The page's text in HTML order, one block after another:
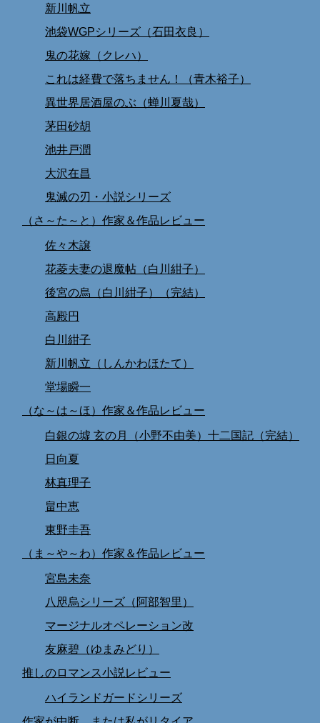
新川帆立
池袋WGPシリーズ（石田衣良）
鬼の花嫁（クレハ）
これは経費で落ちません！（青木裕子）
異世界居酒屋のぶ（蝉川夏哉）
茅田砂胡
池井戸潤
大沢在昌
鬼滅の刃・小説シリーズ
（さ～た～と）作家＆作品レビュー
佐々木譲
花菱夫妻の退魔帖（白川紺子）
後宮の烏（白川紺子）（完結）
高殿円
白川紺子
新川帆立（しんかわほたて）
堂場瞬一
（な～は～ほ）作家＆作品レビュー
白銀の墟 玄の月（小野不由美）十二国記（完結）
日向夏
林真理子
畠中恵
東野圭吾
（ま～や～わ）作家＆作品レビュー
宮島未奈
八咫烏シリーズ（阿部智里）
マージナルオペレーション改
友麻碧（ゆまみどり）
推しのロマンス小説レビュー
ハイランドガードシリーズ